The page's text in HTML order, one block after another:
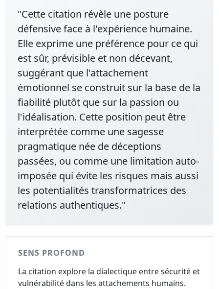
"Cette citation révèle une posture
défensive face à l'expérience humaine.
Elle exprime une préférence pour ce qui
est sûr, prévisible et non décevant,
suggérant que l'attachement
émotionnel se construit sur la base de la
fiabilité plutôt que sur la passion ou
l'idéalisation. Cette position peut être
interprétée comme une sagesse
pragmatique née de déceptions
passées, ou comme une limitation auto-
imposée qui évite les risques mais aussi
les potentialités transformatrices des
relations authentiques."
SENS PROFOND
La citation explore la dialectique entre sécurité et
vulnérabilité dans les attachements humains.